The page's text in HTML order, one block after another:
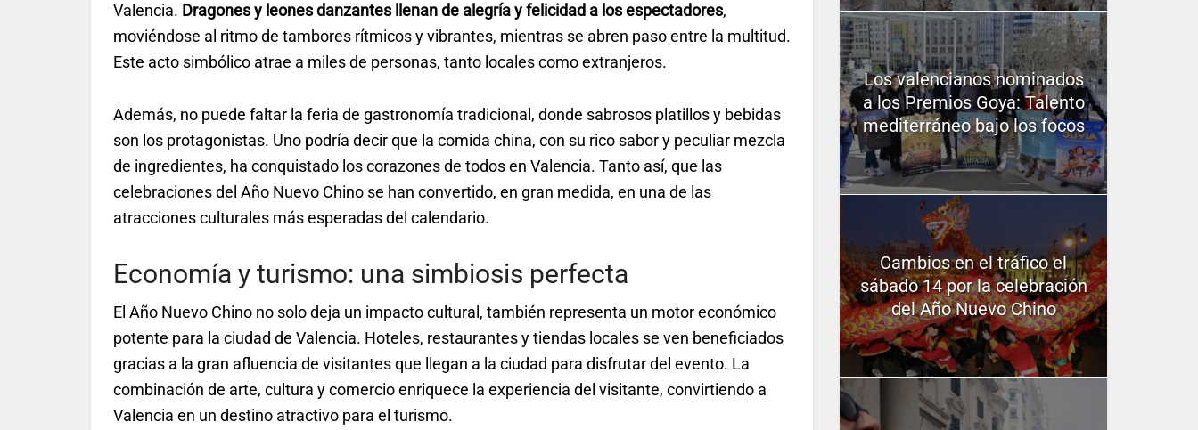
Valencia. Dragones y leones danzantes llenan de alegría y felicidad a los espectadores,
moviéndose al ritmo de tambores rítmicos y vibrantes, mientras se abren paso entre la multitud.
Este acto simbólico atrae a miles de personas, tanto locales como extranjeros.
Además, no puede faltar la feria de gastronomía tradicional, donde sabrosos platillos y bebidas
son los protagonistas. Uno podría decir que la comida china, con su rico sabor y peculiar mezcla
de ingredientes, ha conquistado los corazones de todos en Valencia. Tanto así, que las
celebraciones del Año Nuevo Chino se han convertido, en gran medida, en una de las
atracciones culturales más esperadas del calendario.
Economía y turismo: una simbiosis perfecta
El Año Nuevo Chino no solo deja un impacto cultural, también representa un motor económico
potente para la ciudad de Valencia. Hoteles, restaurantes y tiendas locales se ven beneficiados
gracias a la gran afluencia de visitantes que llegan a la ciudad para disfrutar del evento. La
combinación de arte, cultura y comercio enriquece la experiencia del visitante, convirtiendo a
Valencia en un destino atractivo para el turismo.
Los valencianos nominados
a los Premios Goya: Talento
mediterráneo bajo los focos
Cambios en el tráfico el
sábado 14 por la celebración
del Año Nuevo Chino